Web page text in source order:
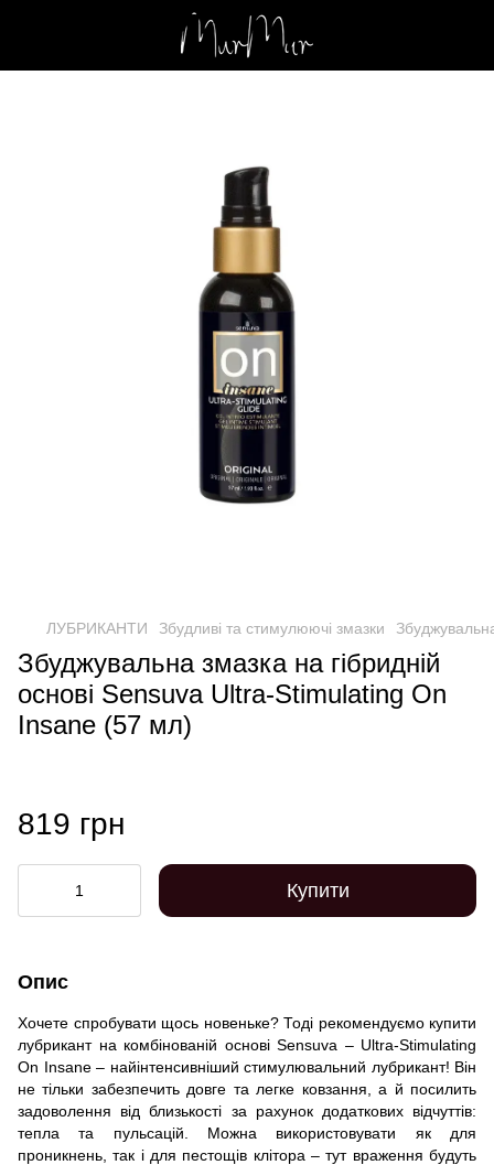
ЛУБРИКАНТИ Збудливі та стимулюючі змазки
Збуджувальна змазка на гібридній
основі Sensuva Ultra-Stimulating On
Insane (57 мл)
819 грн
Купити
Опис
Хочете спробувати щось новеньке? Тоді рекомендуємо купити
лубрикант на комбінованій основі Sensuva – Ultra-Stimulating
On Insane – найінтенсивніший стимулювальний лубрикант! Він
не тільки забезпечить довге та легке ковзання, а й посилить
задоволення від близькості за рахунок додаткових відчуттів:
тепла та пульсацій. Можна використовувати як для
проникнень, так і для пестощів клітора – тут враження будуть